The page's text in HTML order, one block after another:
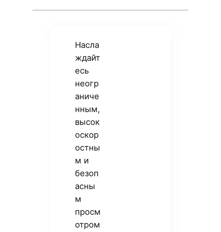
Насла
ждайт
есь
неогр
аниче
нным,
высок
оскор
остны
м и
безоп
асны
м
просм
отром